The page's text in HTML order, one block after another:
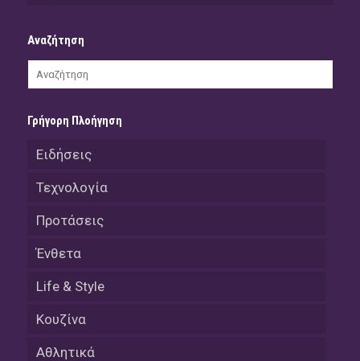
Αναζήτηση
Γρήγορη Πλοήγηση
Ειδήσεις
Τεχνολογία
Προτάσεις
Ένθετα
Life & Style
Κουζίνα
Αθλητικά